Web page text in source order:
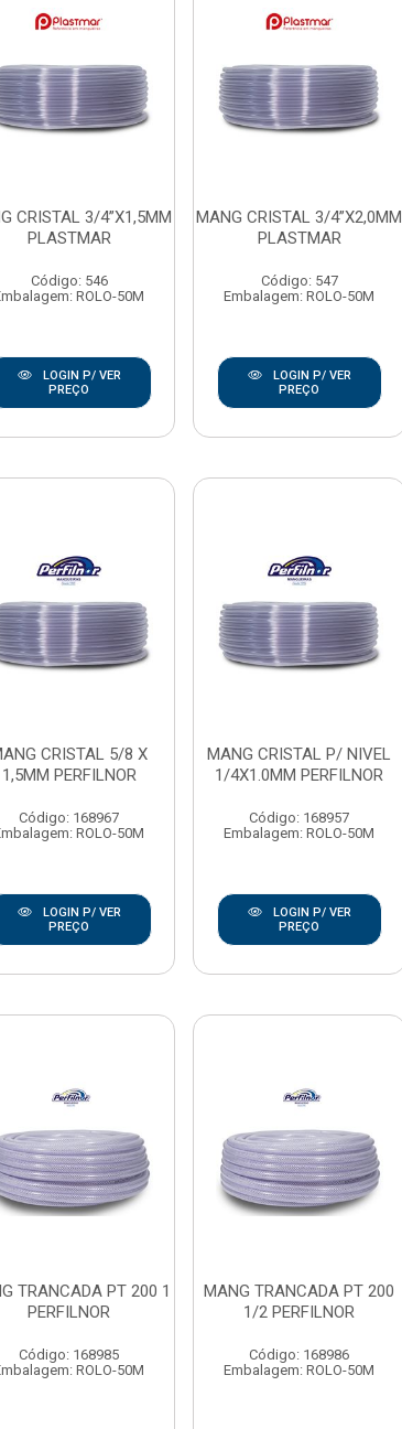
CRISTAL 3/4”X1,5MM
PLASTMAR
Código: 546
ROLO-50M
LOGIN P/ VER
PREÇO
MANG CRISTAL 3/4”X2,0MM
PLASTMAR
Código: 547
Embalagem: ROLO-50M
LOGIN P/ VER
PREÇO
CRISTAL 5/8 X
1,5MM PERFILNOR
Código: 168967
ROLO-50M
LOGIN P/ VER
PREÇO
MANG CRISTAL P/ NIVEL
1/4X1.0MM PERFILNOR
Código: 168957
Embalagem: ROLO-50M
LOGIN P/ VER
PREÇO
TRANCADA PT 200 1
PERFILNOR
Código: 168985
ROLO-50M
MANG TRANCADA PT 200
1/2 PERFILNOR
Código: 168986
Embalagem: ROLO-50M